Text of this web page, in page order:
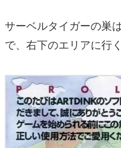
サーベルタイガーの巣
で、右下のエリアに行